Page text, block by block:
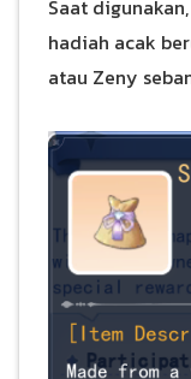
Saat
hadiah acak
atau Zeny